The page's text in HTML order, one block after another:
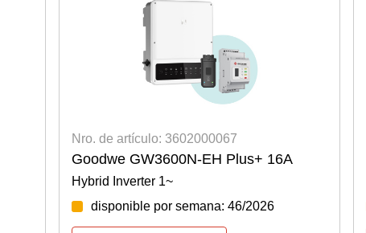
Nro. de artículo: 3602000067
Goodwe GW3600N-EH Plus+ 16A
Hybrid Inverter 1~
disponible por semana: 46/2026